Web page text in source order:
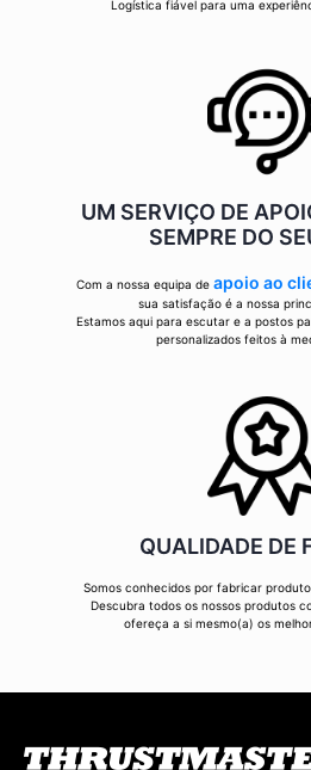
Logística fiável para uma
UM SERVIÇO DE
SEMPRE DO
Com a nossa equipa de apoio ao
sua satisfação é a nossa
Estamos aqui para escutar e a postos
personalizados feitos à
QUALIDADE DE
Somos conhecidos por fabricar
Descubra todos os nossos produtos
ofereça a si mesmo(a) os